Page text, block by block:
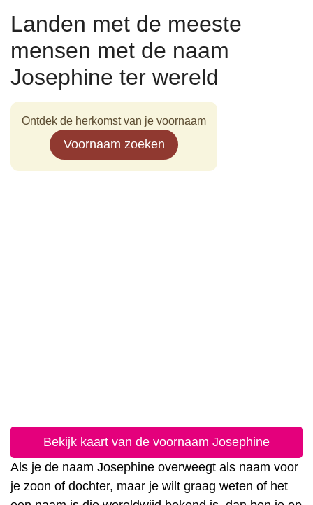
Landen met de meeste
mensen met de naam
Josephine ter wereld
Ontdek de herkomst van je voornaam
Voornaam zoeken
Bekijk kaart van de voornaam Josephine
Als je de naam Josephine overweegt als naam voor
je zoon of dochter, maar je wilt graag weten of het